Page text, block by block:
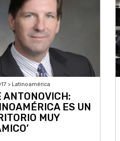
> Latinoamérica
ANTONOVICH:
ES UN
MUY